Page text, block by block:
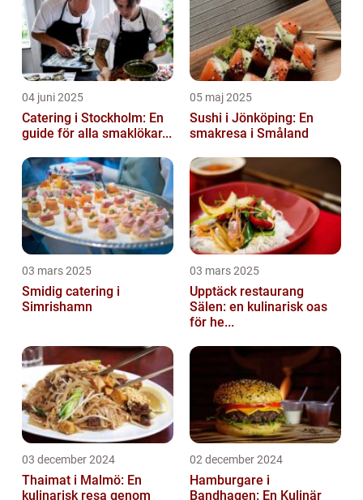
04 juni 2025
Catering i Stockholm: En
guide för alla smaklökar...
05 maj 2025
Sushi i Jönköping: En
smakresa i Småland
03 mars 2025
Smidig catering i
Simrishamn
03 mars 2025
Upptäck restaurang
Sälen: en kulinarisk oas
för he...
03 december 2024
Thaimat i Malmö: En
kulinarisk resa genom
02 december 2024
Hamburgare i
Bandhagen: En Kulinär